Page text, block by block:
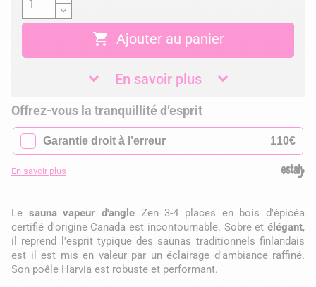
 Ajouter au panier
En savoir plus
Offrez-vous la tranquillité d’esprit
✓ Garantie droit à l’erreur 110€
En savoir plus
Le sauna vapeur d'angle Zen 3-4 places en bois d'épicéa
certifié d'origine Canada est incontournable. Sobre et élégant,
il reprend l'esprit typique des saunas traditionnels finlandais
est il est mis en valeur par un éclairage d'ambiance raffiné.
Son poêle Harvia est robuste et performant.